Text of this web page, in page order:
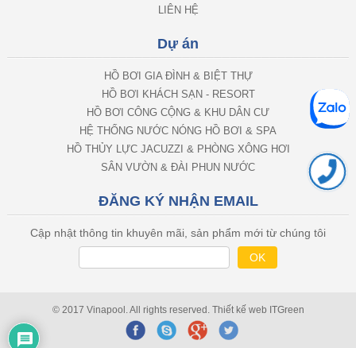
LIÊN HỆ
Dự án
HỒ BƠI GIA ĐÌNH & BIỆT THỰ
HỒ BƠI KHÁCH SẠN - RESORT
HỒ BƠI CÔNG CỘNG & KHU DÂN CƯ
HỆ THỐNG NƯỚC NÓNG HỒ BƠI & SPA
HỒ THỦY LỰC JACUZZI & PHÒNG XÔNG HƠI
SÂN VƯỜN & ĐÀI PHUN NƯỚC
ĐĂNG KÝ NHẬN EMAIL
Cập nhật thông tin khuyên mãi, sản phẩm mới từ chúng tôi
© 2017 Vinapool. All rights reserved. Thiết kế web ITGreen